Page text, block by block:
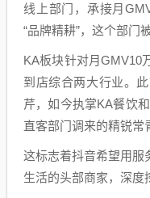
线上部门，承接月
“品牌精耕”，这个部门
KA板块针对月GMV10
到店综合两大行业。
芹，如今执掌KA餐饮
直客部门调来的精锐常
这标志着抖音希望用服
生活的头部商家，深度